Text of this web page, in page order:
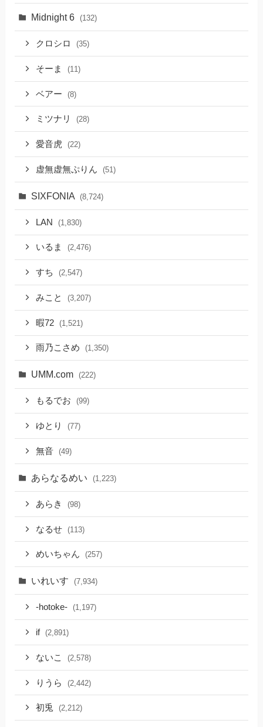
Midnight 6 (132)
クロシロ (35)
そーま (11)
ベアー (8)
ミツナリ (28)
愛音虎 (22)
虚無虚無ぷりん (51)
SIXFONIA (8,724)
LAN (1,830)
いるま (2,476)
すち (2,547)
みこと (3,207)
暇72 (1,521)
雨乃こさめ (1,350)
UMM.com (222)
もるでお (99)
ゆとり (77)
無音 (49)
あらなるめい (1,223)
あらき (98)
なるせ (113)
めいちゃん (257)
いれいす (7,934)
-hotoke- (1,197)
if (2,891)
ないこ (2,578)
りうら (2,442)
初兎 (2,212)